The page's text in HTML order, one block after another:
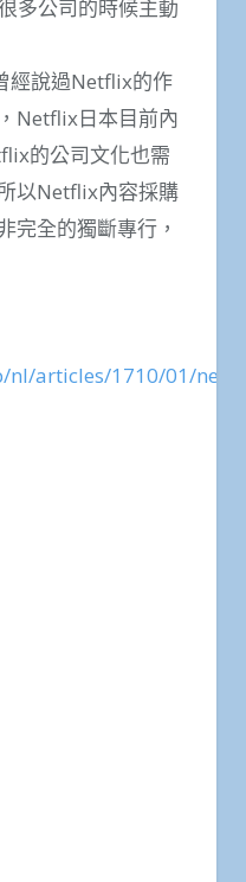
多公司的時候主動
經說過Netflix的作
Netflix日本目前內
的公司文化也需
以Netflix內容採購
完全的獨斷專行，
articles/1710/01/